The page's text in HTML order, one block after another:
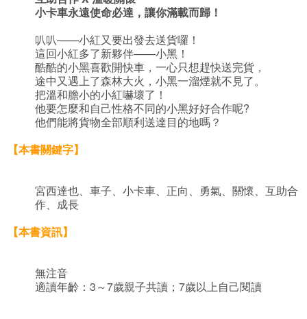
小卡車永遠使命必達，讓你滿載而歸！
叭叭——小紅又要出發去送貨囉！
這回小紅多了新夥伴——小黑！
酷酷的小黑喜歡開快車，一心只想趕快送完貨，
途中又遇上了森林大火，小黑一溜煙就不見了。
把溫和膽小的小紅嚇壞了！
他要怎麼和自己性格不同的小黑好好合作呢?
他們能將貨物全部順利送達目的地嗎？
【本書關鍵字】
宮西達也、車子、小卡車、正向、勇氣、關懷、互助合
作、成長
【本書資訊】
無注音
適讀年齡：3～7歲親子共讀；7歲以上自己閱讀